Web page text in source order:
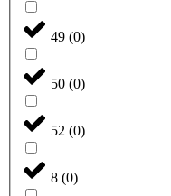
49 (0)
50 (0)
52 (0)
8 (0)